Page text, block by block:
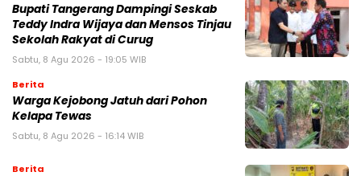
Bupati Tangerang Dampingi Seskab
Teddy Indra Wijaya dan Mensos Tinjau
Sekolah Rakyat di Curug
Sabtu, 8 Agu 2026 - 19:05 WIB
Berita
Warga Kejobong Jatuh dari Pohon
Kelapa Tewas
Sabtu, 8 Agu 2026 - 16:14 WIB
Berita